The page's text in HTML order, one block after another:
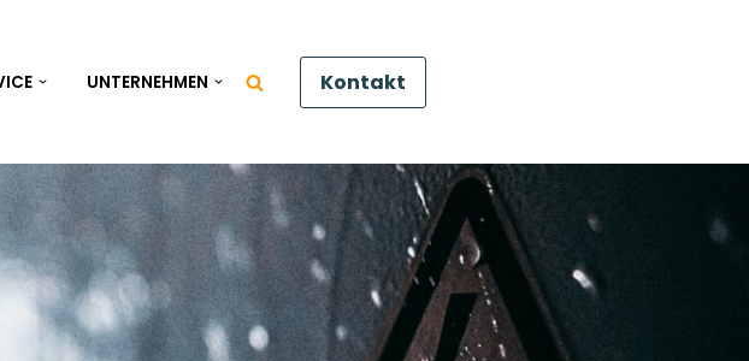
UNTERNEHMEN Kontakt